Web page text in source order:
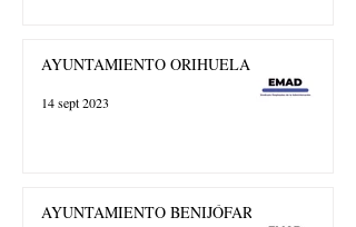
AYUNTAMIENTO ORIHUELA
14 sept 2023
AYUNTAMIENTO BENIJÓFAR